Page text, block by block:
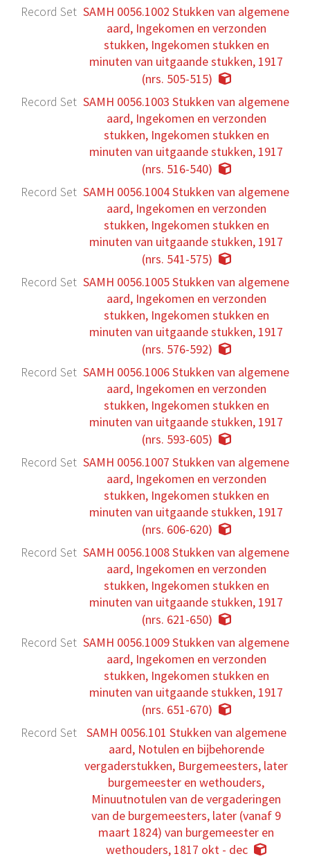
Record Set SAMH 0056.1002 Stukken van algemene
aard, Ingekomen en verzonden
stukken, Ingekomen stukken en
minuten van uitgaande stukken, 1917
(nrs. 505-515)
Record Set SAMH 0056.1003 Stukken van algemene
aard, Ingekomen en verzonden
stukken, Ingekomen stukken en
minuten van uitgaande stukken, 1917
(nrs. 516-540)
Record Set SAMH 0056.1004 Stukken van algemene
aard, Ingekomen en verzonden
stukken, Ingekomen stukken en
minuten van uitgaande stukken, 1917
(nrs. 541-575)
Record Set SAMH 0056.1005 Stukken van algemene
aard, Ingekomen en verzonden
stukken, Ingekomen stukken en
minuten van uitgaande stukken, 1917
(nrs. 576-592)
Record Set SAMH 0056.1006 Stukken van algemene
aard, Ingekomen en verzonden
stukken, Ingekomen stukken en
minuten van uitgaande stukken, 1917
(nrs. 593-605)
Record Set SAMH 0056.1007 Stukken van algemene
aard, Ingekomen en verzonden
stukken, Ingekomen stukken en
minuten van uitgaande stukken, 1917
(nrs. 606-620)
Record Set SAMH 0056.1008 Stukken van algemene
aard, Ingekomen en verzonden
stukken, Ingekomen stukken en
minuten van uitgaande stukken, 1917
(nrs. 621-650)
Record Set SAMH 0056.1009 Stukken van algemene
aard, Ingekomen en verzonden
stukken, Ingekomen stukken en
minuten van uitgaande stukken, 1917
(nrs. 651-670)
Record Set
SAMH 0056.101 Stukken van algemene
aard, Notulen en bijbehorende
vergaderstukken, Burgemeesters, later
burgemeester en wethouders,
Minuutnotulen van de vergaderingen
van de burgemeesters, later (vanaf 9
maart 1824) van burgemeester en
wethouders, 1817 okt - dec